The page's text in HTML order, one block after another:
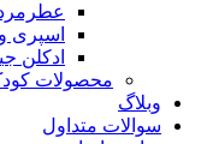
اسپری
ادکلن
محصولات
وبلاگ
سوالات متداول